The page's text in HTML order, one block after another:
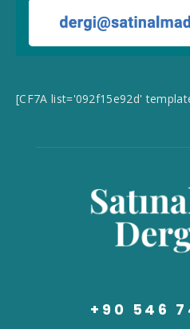
[CF7A list='092f15e92d'
+90 546